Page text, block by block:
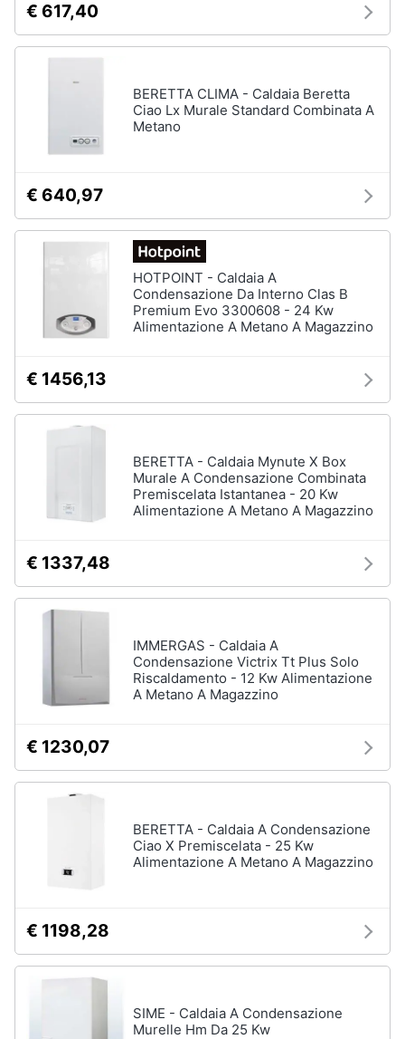
€ 617,40
BERETTA CLIMA - Caldaia Beretta
Ciao Lx Murale Standard Combinata A
Metano
€ 640,97
HOTPOINT - Caldaia A
Condensazione Da Interno Clas B
Premium Evo 3300608 - 24 Kw
Alimentazione A Metano A Magazzino
€ 1456,13
BERETTA - Caldaia Mynute X Box
Murale A Condensazione Combinata
Premiscelata Istantanea - 20 Kw
Alimentazione A Metano A Magazzino
€ 1337,48
IMMERGAS - Caldaia A
Condensazione Victrix Tt Plus Solo
Riscaldamento - 12 Kw Alimentazione
A Metano A Magazzino
€ 1230,07
BERETTA - Caldaia A Condensazione
Ciao X Premiscelata - 25 Kw
Alimentazione A Metano A Magazzino
€ 1198,28
SIME - Caldaia A Condensazione
Murelle Hm Da 25 Kw